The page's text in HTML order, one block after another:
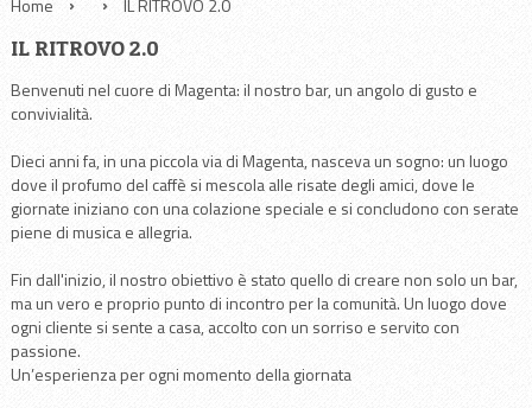
Home
IL RITROVO 2.0
IL RITROVO 2.0
Benvenuti nel cuore di Magenta: il nostro bar, un angolo di gusto e
convivialità.
Dieci anni fa, in una piccola via di Magenta, nasceva un sogno: un luogo
dove il profumo del caffè si mescola alle risate degli amici, dove le
giornate iniziano con una colazione speciale e si concludono con serate
piene di musica e allegria.
Fin dall'inizio, il nostro obiettivo è stato quello di creare non solo un bar,
ma un vero e proprio punto di incontro per la comunità. Un luogo dove
ogni cliente si sente a casa, accolto con un sorriso e servito con
passione.
Un’esperienza per ogni momento della giornata